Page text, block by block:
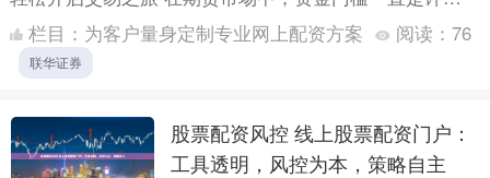
中小投资者面临的难题。随着金融科技的发展，线上期货
配资平台....
栏目： 为客户量身定制专业网上配资方案 阅读： 76
联华证券
股票配资风控 线上股票配资门户：
工具透明，风控为本，策略自主